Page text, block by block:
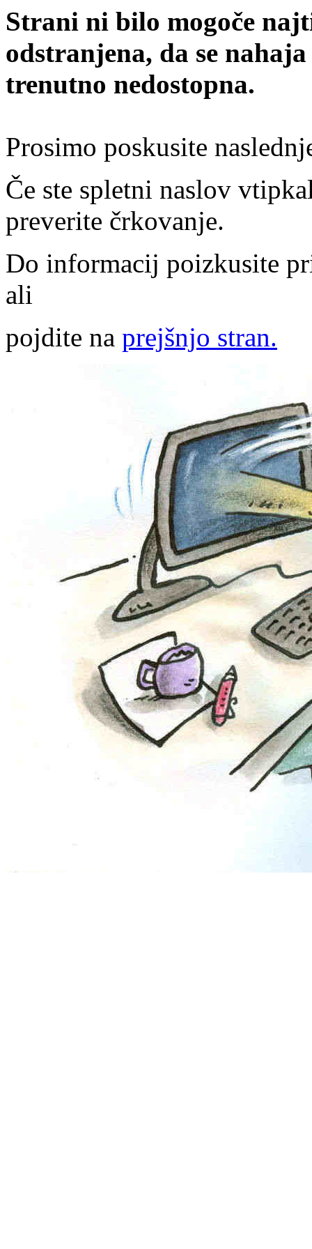
Strani ni bilo mogoče
odstranjena, da se
trenutno nedostopna.
Prosimo poskusite
Če ste spletni naslov
preverite črkovanje.
Do informacij poizkusite
ali
pojdite na prejšnjo stran.